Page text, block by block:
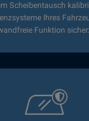
Scheibentausch
Ihres
Funktion